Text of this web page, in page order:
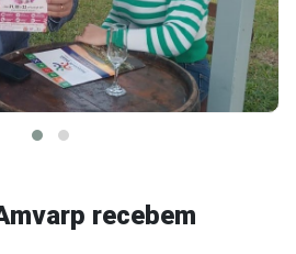
recebem